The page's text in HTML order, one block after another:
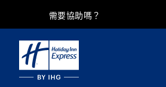
需要協助嗎？